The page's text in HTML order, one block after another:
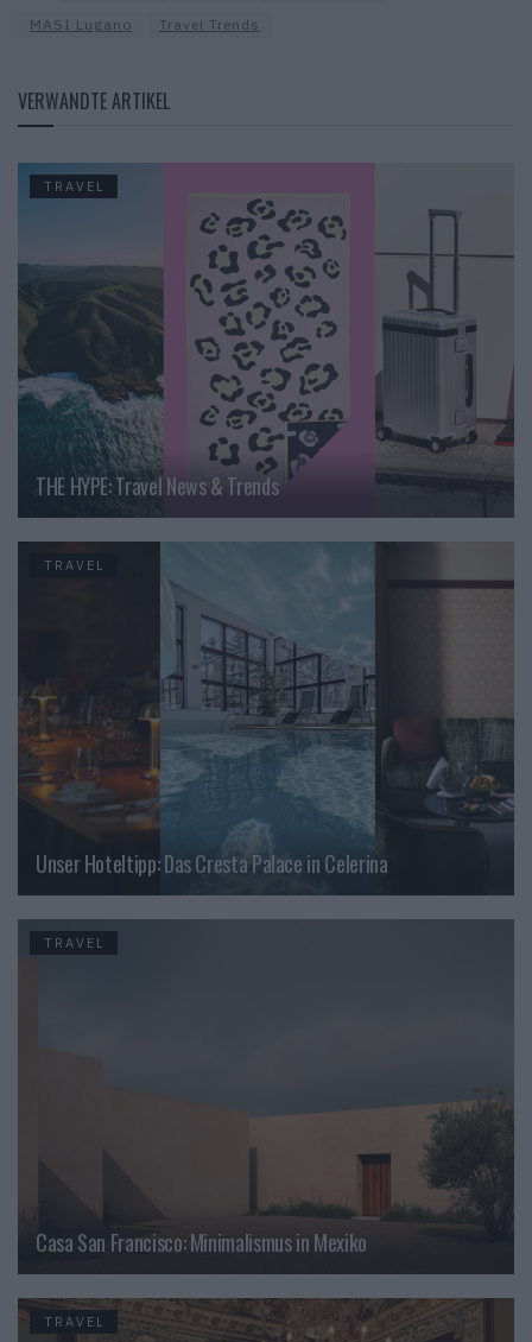
MASI Lugano Travel Trends
VERWANDTE ARTIKEL
TRAVEL
THE HYPE: Travel News & Trends
TRAVEL
Unser Hoteltipp: Das Cresta Palace in Celerina
TRAVEL
Casa San Francisco: Minimalismus in Mexiko
TRAVEL